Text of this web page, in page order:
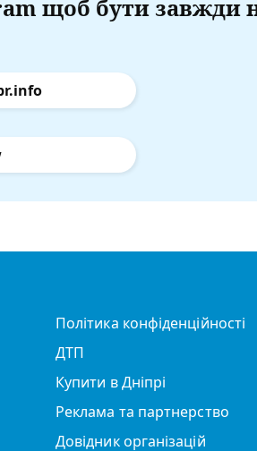
щоб бути завжди
Політика конфіденційності
ДТП
Купити в Дніпрі
Реклама та партнерство
Довідник організацій